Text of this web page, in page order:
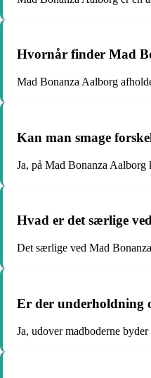
Hvornår finder Mad
Mad Bonanza Aalborg
Kan man smage
Ja, på Mad Bonanza Aalborg
Hvad er det særlige
Det særlige ved Mad
Er der underholdning
Ja, udover madboderne